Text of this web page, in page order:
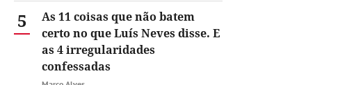
5
As 11 coisas que não batem
certo no que Luís Neves disse. E
as 4 irregularidades
confessadas